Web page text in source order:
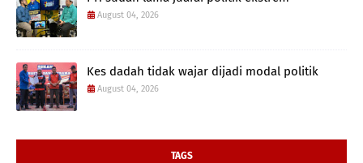
August 04, 2026
Kes dadah tidak wajar dijadi modal politik
August 04, 2026
TAGS